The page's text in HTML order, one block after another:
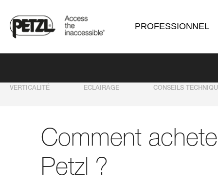
PROFESSIONNEL
VERTICALITÉ ECLAIRAGE CONSEILS
Comment
Petzl ?